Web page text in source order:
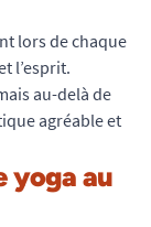
lors de chaque
l’esprit.
au-delà de
agréable et
yoga au